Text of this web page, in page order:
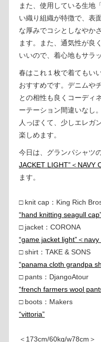
また、使用している生地
い織り組織が特徴で、表
な厚みでコシとしなやか
ます。また、通気性が良
いいので、着心地もサラ
春はこれ１枚で着てもい
おすすめです。デニムや
との相性も良くコーディ
ーテーション間違いなし
人っぽくて、少しエレガ
楽しめます。
今日は、グランパシャツ
JACKET LIGHT”＜NAVY
ます。
□ knit cap：King Rich
“hand knitting seagull
□ jacket：CORONA
“game jacket light”＜
□ shirt：TAKE & SONS
“panama cloth grandpa
□ pants：DjangoAtour
“french farmers wool
□ boots：Makers
“vittoria”
＜173cm/60kg/w78cm＞